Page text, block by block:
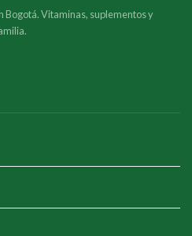
Bogotá. Vitaminas, suplementos y